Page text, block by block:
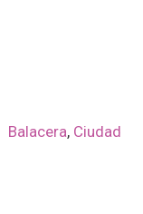
Balacera, Ciudad